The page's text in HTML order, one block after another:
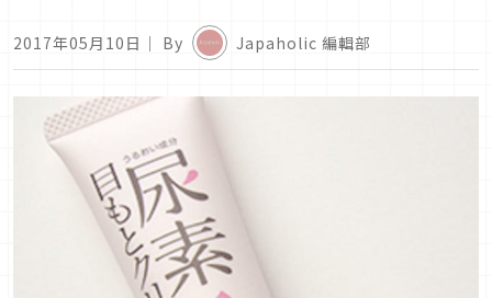
2017年05月10日 ｜ By Japaholic 編輯部